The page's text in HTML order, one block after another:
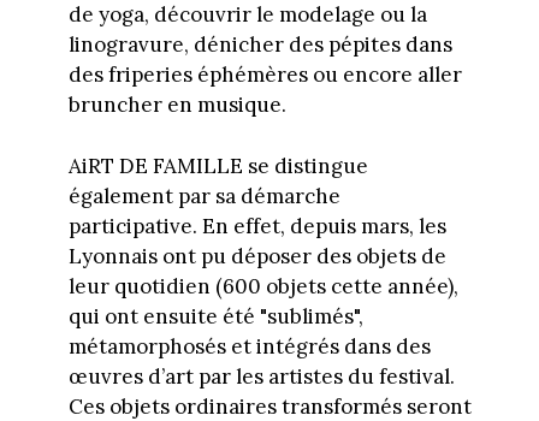
de yoga, découvrir le modelage ou la
linogravure, dénicher des pépites dans
des friperies éphémères ou encore aller
bruncher en musique.
AiRT DE FAMILLE se distingue
également par sa démarche
participative. En effet, depuis mars, les
Lyonnais ont pu déposer des objets de
leur quotidien (600 objets cette année),
qui ont ensuite été "sublimés",
métamorphosés et intégrés dans des
œuvres d’art par les artistes du festival.
Ces objets ordinaires transformés seront